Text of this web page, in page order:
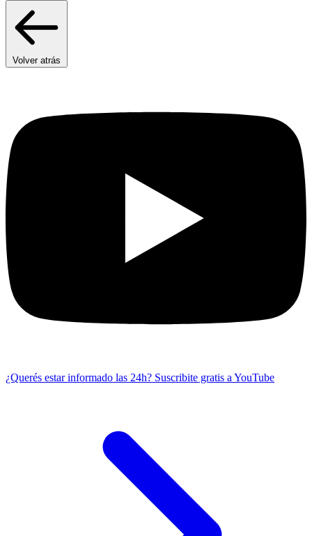
Volver atrás
¿Querés estar informado las 24h? Suscribite gratis a YouTube